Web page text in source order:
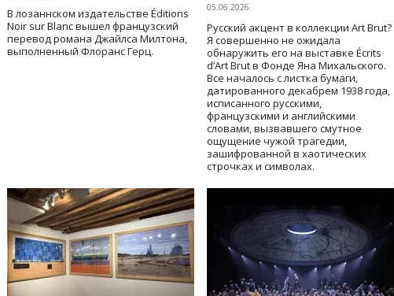
В лозаннском издательстве Éditions
Noir sur Blanc вышел французский
перевод романа Джайлса Милтона,
выполненный Флоранс Герц.
05.06.2026
Русский акцент в коллекции Art Brut?
Я совершенно не ожидала
обнаружить его на выставке Écrits
d’Art Brut в Фонде Яна Михальского.
Все началось с листка бумаги,
датированного декабрем 1938 года,
исписанного русскими,
французскими и английскими
словами, вызвавшего смутное
ощущение чужой трагедии,
зашифрованной в хаотических
строчках и символах.